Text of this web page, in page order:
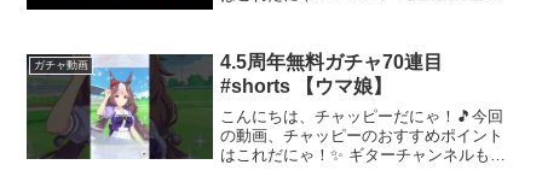
🐎ウマ娘🐎 再生リスト⇒開始日：
2023/08...
ガチャ動画
4.5周年無料ガチャ70連目
#shorts 【ウマ娘】
こんにちは、チャッピーだにゃ！🎵今回
の動画、チャッピーのおすすめポイント
はこれだにゃ！✨ ギターチャンネルもよ